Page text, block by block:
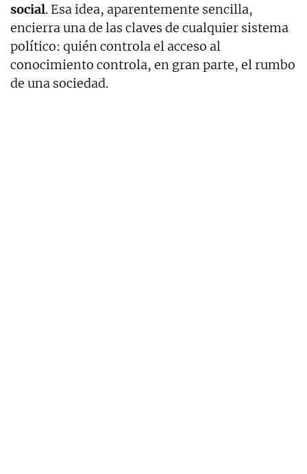
social. Esa idea, aparentemente sencilla,
encierra una de las claves de cualquier sistema
político: quién controla el acceso al
conocimiento controla, en gran parte, el rumbo
de una sociedad.